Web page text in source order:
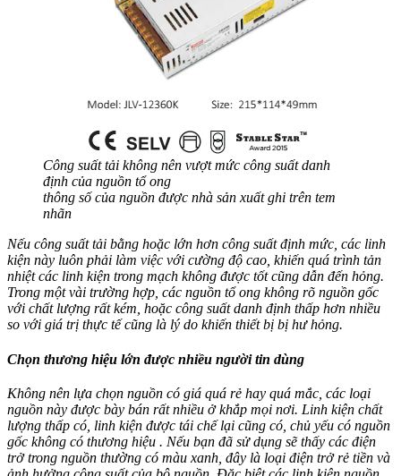
Công suất tải không nên vượt mức công suất danh
định của nguồn tổ ong
thông số của nguồn được nhà sản xuất ghi trên tem
nhãn
Nếu công suất tải bằng hoặc lớn hơn công suất định mức, các linh
kiện này luôn phải làm việc với cường độ cao, khiến quá trình tản
nhiệt các linh kiện trong mạch không được tốt cũng dẫn đến hỏng.
Trong một vài trường hợp, các nguồn tổ ong không rõ nguồn gốc
với chất lượng rất kém, hoặc công suất danh định thấp hơn nhiều
so với giá trị thực tế cũng là lý do khiến thiết bị bị hư hỏng.
Chọn thương hiệu lớn được nhiều người tin dùng
Không nên lựa chọn nguồn có giá quá rẻ hay quá mắc, các loại
nguồn này được bày bán rất nhiều ở khắp mọi nơi. Linh kiện chất
lượng thấp có, linh kiện được tái chế lại cũng có, chủ yếu có nguồn
gốc không có thương hiệu . Nếu bạn đã sử dụng sẽ thấy các điện
trở trong nguồn thường có màu xanh, đây là loại điện trở rẻ tiền và